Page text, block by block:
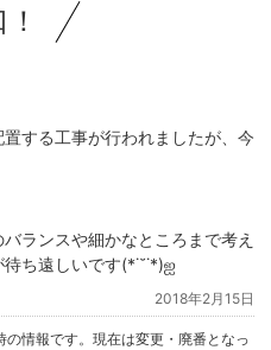
する工事が行われましたが、今
ランスや細かなところまで考え
ち遠しいです(*˙˘˙*)ஐ
2018年2月15日
情報です。現在は変更・廃番となっ